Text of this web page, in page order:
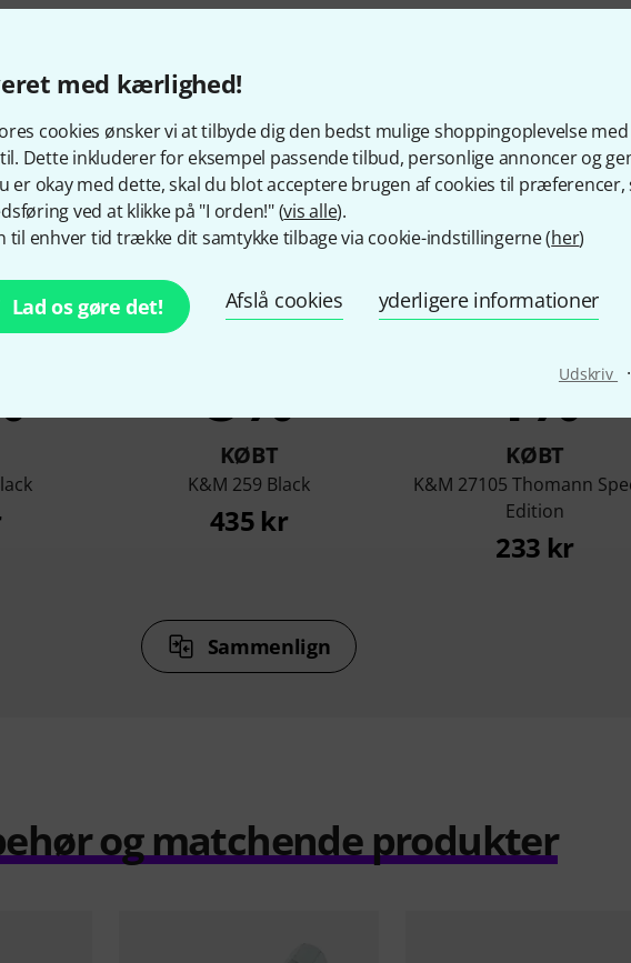
med kærlighed!
cookies ønsker vi at tilbyde dig den bedst mulige shoppingoplevelse
Dette inkluderer for eksempel passende tilbud, personlige annoncer og
er okay med dette, skal du blot acceptere brugen af cookies til
ved at klikke på "I orden!" (vis alle).
til enhver tid trække dit samtykke tilbage via cookie-indstillingerne (her)
Lad os gøre det! Afslå cookies yderligere informationer
Udskriv ·
så på dette produkt købte
8%
KØBT
K&M 259 Black
435 kr
4%
KØBT
K&M 27105 Thomann
Edition
233 kr
Sammenlign
og matchende produkter